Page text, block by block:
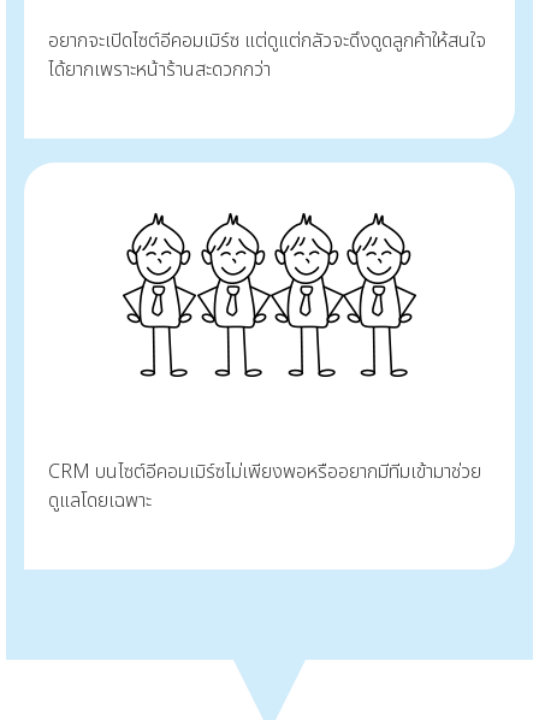
อยากจะเปิดไซต์อีคอมเมิร์ซ แต่ดูแต่กลัวจะดึงดูดลูกค้าให้สนใจ
ได้ยากเพราะหน้าร้านสะดวกกว่า
CRM บนไซต์อีคอมเมิร์ซไม่เพียงพอหรืออยากมีทีมเข้ามาช่วย
ดูแลโดยเฉพาะ